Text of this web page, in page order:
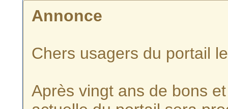
Annonce
Chers usagers du portail
Après vingt ans de bons